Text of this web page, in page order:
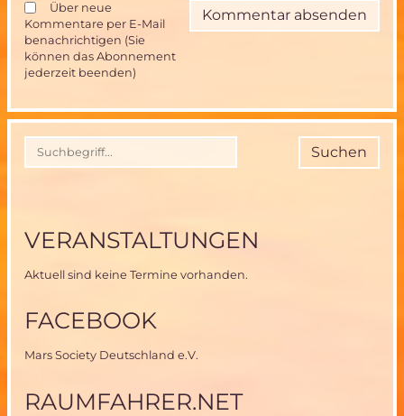
Über neue
Kommentare per E-Mail
benachrichtigen (Sie
können das Abonnement
jederzeit beenden)
Suchen
VERANSTALTUNGEN
Aktuell sind keine Termine vorhanden.
FACEBOOK
Mars Society Deutschland e.V.
RAUMFAHRER.NET